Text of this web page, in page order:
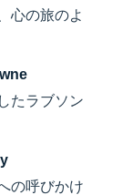
心の旅のよ
たラブソン
の呼びかけ